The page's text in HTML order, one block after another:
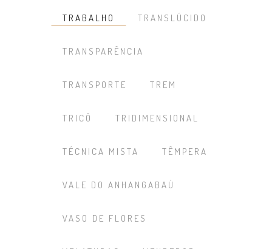
TRABALHO TRANSLÚCIDO
TRANSPARÊNCIA
TRANSPORTE TREM
TRICÔ TRIDIMENSIONAL
TÉCNICA MISTA TÊMPERA
VALE DO ANHANGABAÚ
VASO DE FLORES